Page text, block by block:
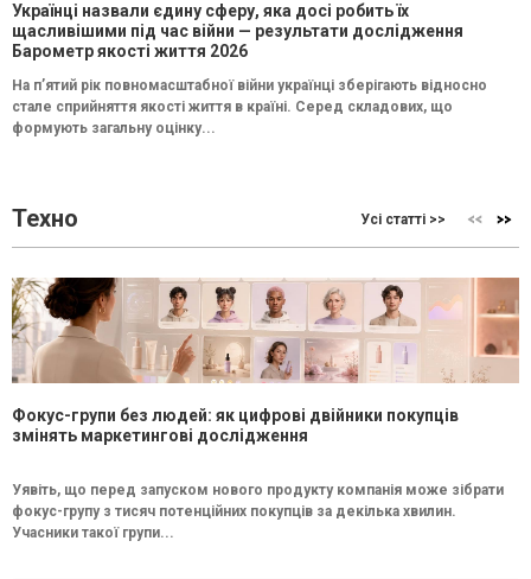
Українці назвали єдину сферу, яка досі робить їх
щасливішими під час війни — результати дослідження
Барометр якості життя 2026
На п’ятий рік повномасштабної війни українці зберігають відносно
стале сприйняття якості життя в країні. Серед складових, що
формують загальну оцінку...
Техно Усі статті >>
Фокус-групи без людей: як цифрові двійники покупців
змінять маркетингові дослідження
Уявіть, що перед запуском нового продукту компанія може зібрати
фокус-групу з тисяч потенційних покупців за декілька хвилин.
Учасники такої групи...